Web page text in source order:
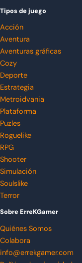
Tipos de juego
Acción
Aventura
Aventuras gráficas
Cozy
Deporte
Estrategia
Metroidvania
Plataforma
Puzles
Roguelike
RPG
Shooter
Simulación
Soulslike
Terror
Sobre ErreKGamer
Quiénes Somos
Colabora
info@errekgamer.com